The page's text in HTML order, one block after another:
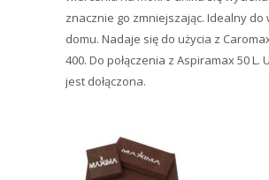
znacznie go zmniejszając. Idealny do
domu. Nadaje się do użycia z
400. Do połączenia z Aspiramax 50 L.
jest dołączona.